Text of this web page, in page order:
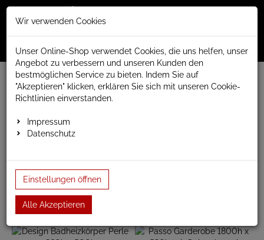
Menü
www.anapont.eu Sonderangebote
Badheizkörper
verschiedene Typen Badheizkörper
verschiedene Typen Badheizkörper
Wir verwenden Cookies
Unser Online-Shop verwendet Cookies, die uns helfen, unser
Angebot zu verbessern und unseren Kunden den
bestmöglichen Service zu bieten. Indem Sie auf
"Akzeptieren" klicken, erklären Sie sich mit unseren Cookie-
Richtlinien einverstanden.
Impressum
Datenschutz
Einstellungen öffnen
Alle Akzeptieren